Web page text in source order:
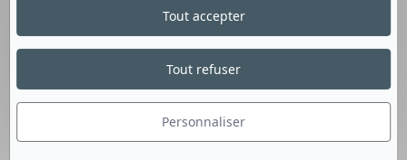
La Validation des Acquis de l’Expérience (VAE)
permet de valoriser son expérience
professionnelle ou associative en obtenant un
diplôme ou une certification.
♦ À noter : une certification obtenue par la VAE a
Personnaliser
Tout refuser
Tout accepter